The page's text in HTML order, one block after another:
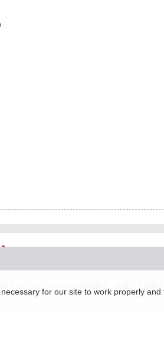
for our site to work properly